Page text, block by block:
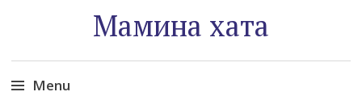
Мамина хата
Menu